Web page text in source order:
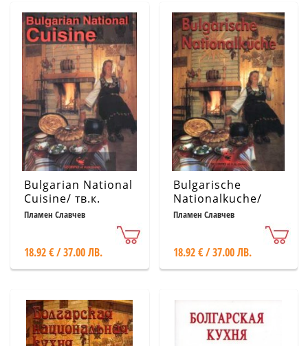
Bulgarian National
Cuisine/ тв.к.
Пламен Славчев
18.92 € / 37.00 ЛВ.
Bulgarische
Nationalkuche/
тв.к.
Пламен Славчев
18.92 € / 37.00 ЛВ.